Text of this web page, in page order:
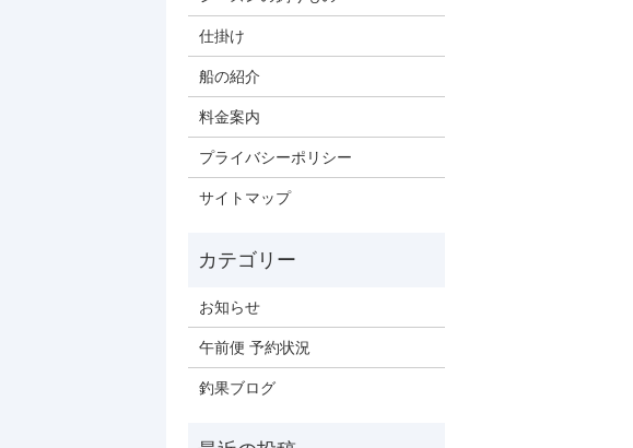
仕掛け
船の紹介
料金案内
プライバシーポリシー
サイトマップ
お知らせ
午前便 予約状況
釣果ブログ